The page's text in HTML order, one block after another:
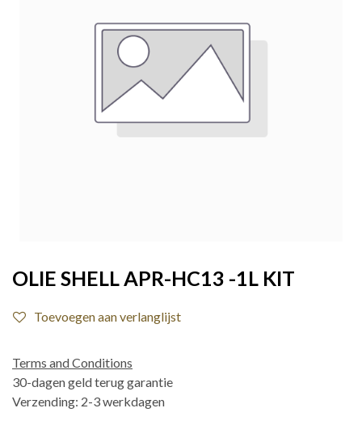
OLIE SHELL APR-HC13 -1L KIT
Toevoegen aan verlanglijst
Terms and Conditions
30-dagen geld terug garantie
Verzending: 2-3 werkdagen